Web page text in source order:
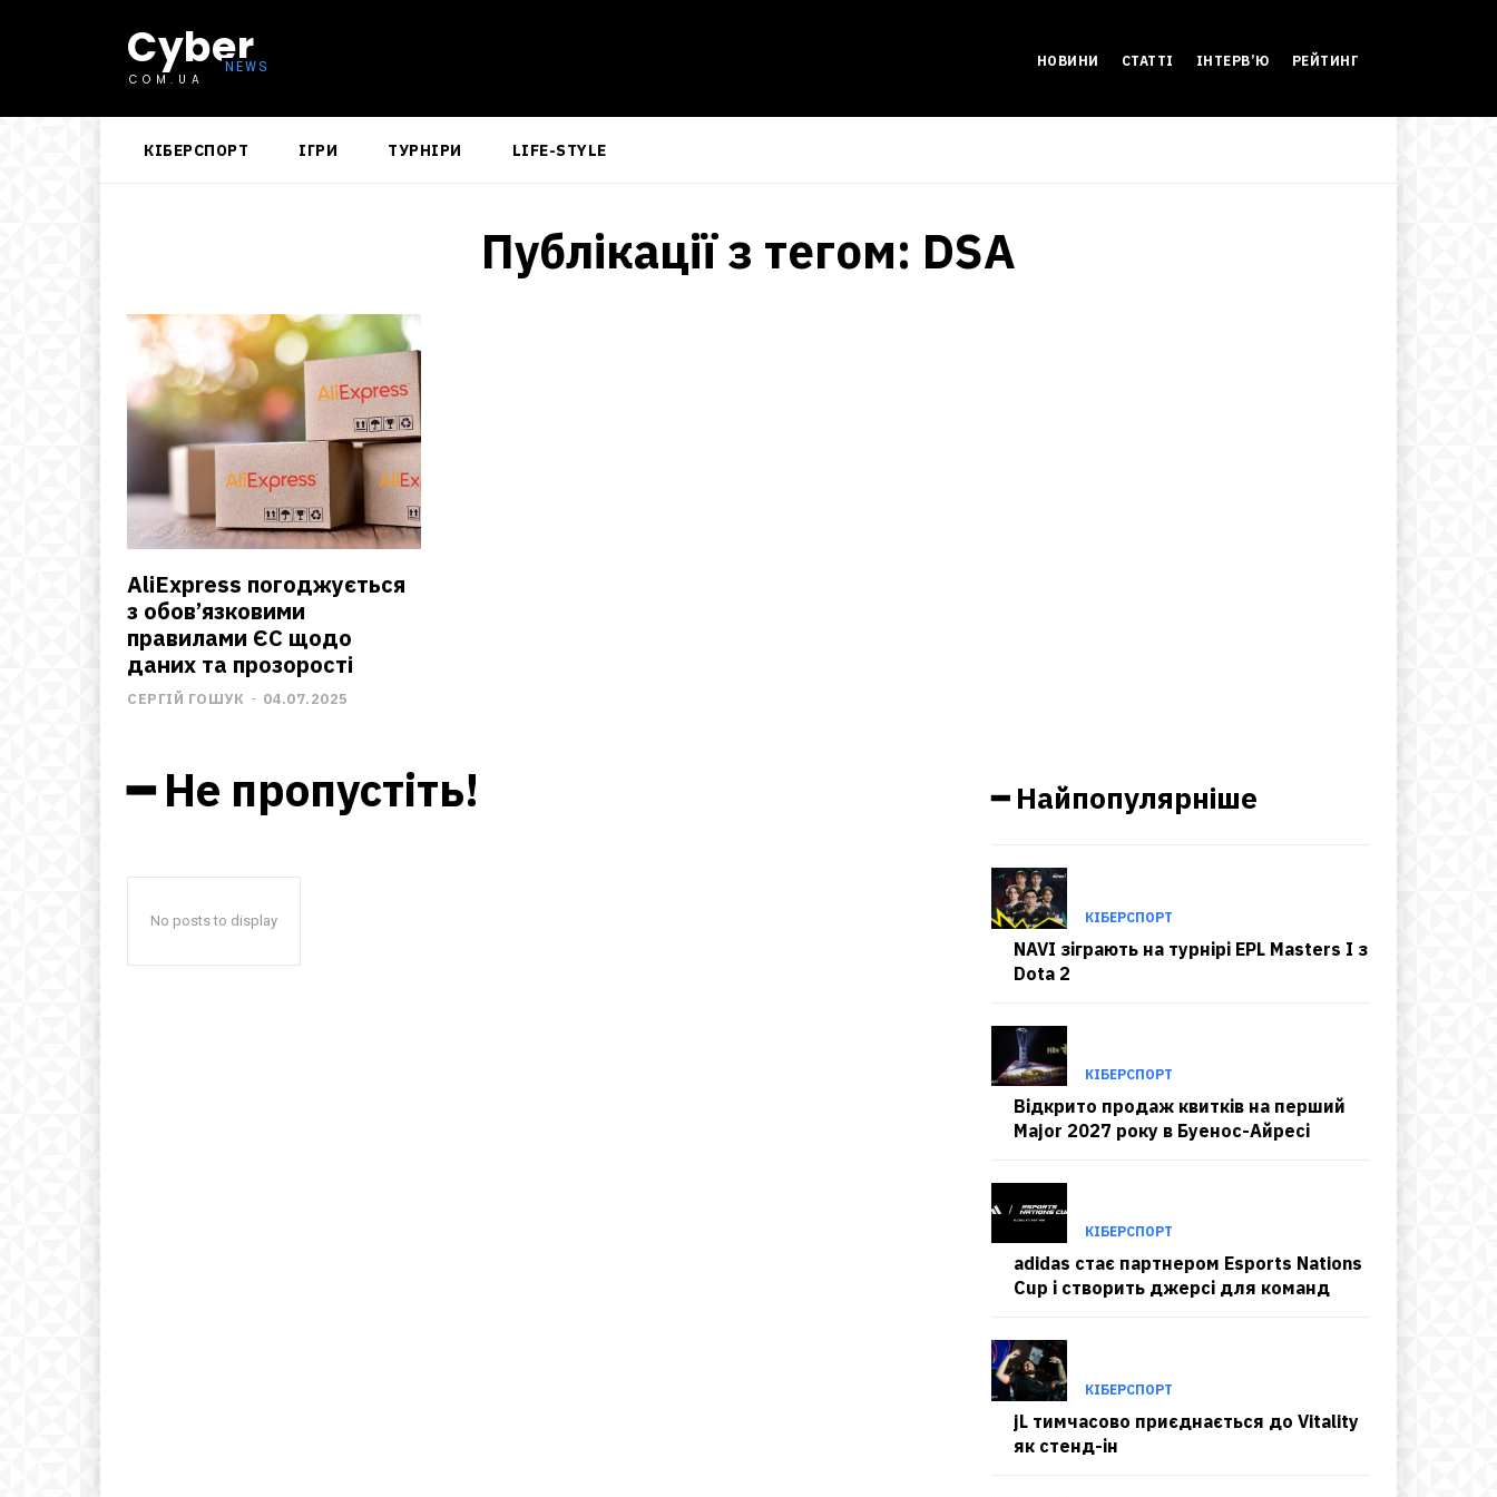
Cyber
COM.UA
НОВИНИ СТАТТІ ІНТЕРВ’Ю РЕЙТИНГ
КІБЕРСПОРТ ІГРИ ТУРНІРИ LIFE-STYLE
Публікації з тегом: DSA
AliExpress погоджується
з обов’язковими
правилами ЄС щодо
даних та прозорості
СЕРГІЙ ГОШУК - 04.07.2025
━ Не пропустіть!
No posts to display
━ Найпопулярніше
КІБЕРСПОРТ
NAVI зіграють на турнірі EPL Masters I з
Dota 2
КІБЕРСПОРТ
Відкрито продаж квитків на перший
Major 2027 року в Буенос-Айресі
КІБЕРСПОРТ
adidas стає партнером Esports Nations
Cup і створить джерсі для команд
КІБЕРСПОРТ
jL тимчасово приєднається до Vitality
як стенд-ін